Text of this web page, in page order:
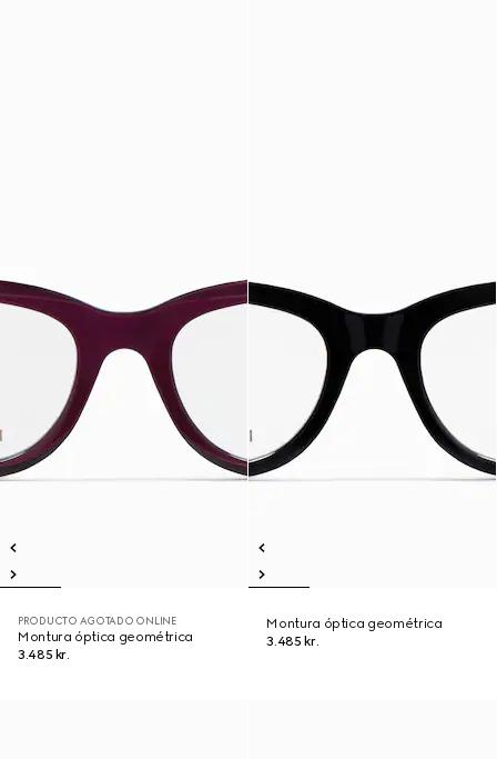
PRODUCTO AGOTADO ONLINE
Montura óptica geométrica
3.485 kr.
Montura óptica geométrica
3.485 kr.